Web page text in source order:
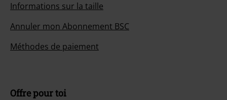
Informations sur la taille
Annuler mon Abonnement BSC
Méthodes de paiement
Offre pour toi